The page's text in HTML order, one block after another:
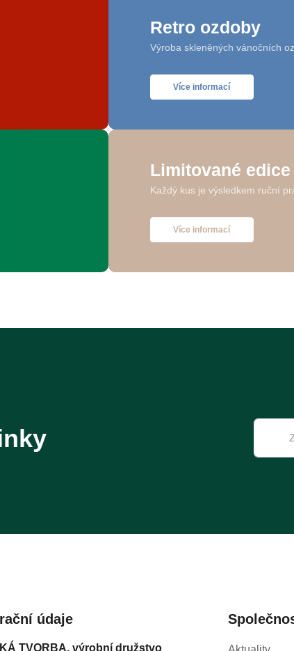
Retro ozdoby
Výroba skleněných vánočních
Více informací
Limitované edice
Každý kus je výsledkem ruční
Více informací
údaje
TVORBA, výrobní družstvo